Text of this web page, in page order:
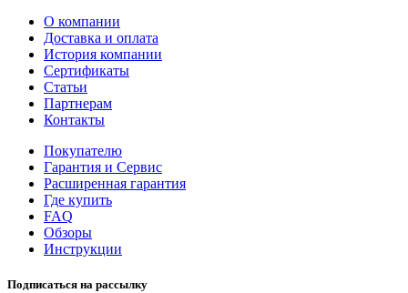
О компании
Доставка и оплата
История компании
Сертификаты
Статьи
Партнерам
Контакты
Покупателю
Гарантия и Сервис
Расширенная гарантия
Где купить
FAQ
Обзоры
Инструкции
Подписаться на рассылку